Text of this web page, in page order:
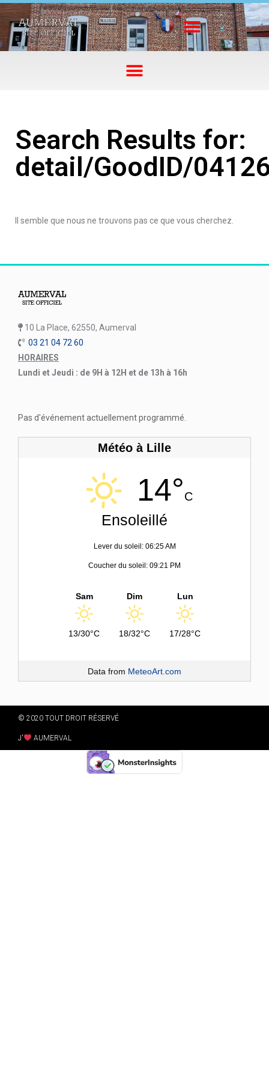
Search Results for:
detail/GoodID/
Il semble que nous ne trouvons pas ce que vous cherchez.
10 La Place, 62550, Aumerval
03 21 04 72 60
HORAIRES
Lundi et Jeudi : de 9H à 12H et de 13h à 16h
Pas d'événement actuellement programmé.
Météo à Lille
14°C
Ensoleillé
Lever du soleil: 06:25 AM
Coucher du soleil: 09:21 PM
Sam
13/30°C
Dim
18/32°C
Lun
17/28°C
Data from MeteoArt.com
© 2020 TOUT DROIT RÉSERVÉ
J' AUMERVAL